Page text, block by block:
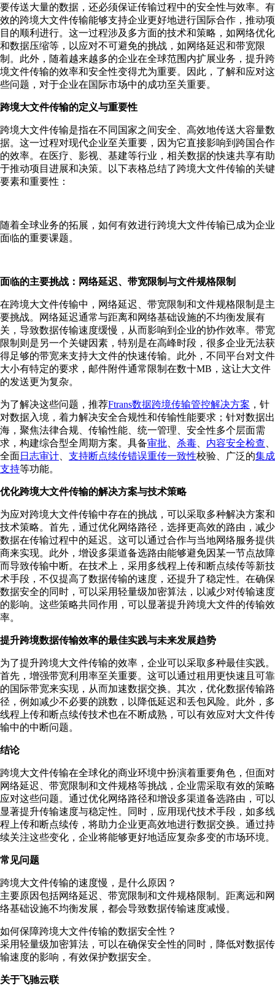
要传送大量的数据，还必须保证传输过程中的安全性与效率。有
效的跨境大文件传输能够支持企业更好地进行国际合作，推动项
目的顺利进行。这一过程涉及多方面的技术和策略，如网络优化
和数据压缩等，以应对不可避免的挑战，如网络延迟和带宽限
制。此外，随着越来越多的企业在全球范围内扩展业务，提升跨
境文件传输的效率和安全性变得尤为重要。因此，了解和应对这
些问题，对于企业在国际市场中的成功至关重要。
跨境大文件传输的定义与重要性
跨境大文件传输是指在不同国家之间安全、高效地传送大容量数
据。这一过程对现代企业至关重要，因为它直接影响到跨国合作
的效率。在医疗、影视、基建等行业，相关数据的快速共享有助
于推动项目进展和决策。以下表格总结了跨境大文件传输的关键
要素和重要性：
随着全球业务的拓展，如何有效进行跨境大文件传输已成为企业
面临的重要课题。
面临的主要挑战：网络延迟、带宽限制与文件规格限制
在跨境大文件传输中，网络延迟、带宽限制和文件规格限制是主
要挑战。网络延迟通常与距离和网络基础设施的不均衡发展有
关，导致数据传输速度缓慢，从而影响到企业的协作效率。带宽
限制则是另一个关键因素，特别是在高峰时段，很多企业无法获
得足够的带宽来支持大文件的快速传输。此外，不同平台对文件
大小有特定的要求，邮件附件通常限制在数十MB，这让大文件
的发送更为复杂。
为了解决这些问题，推荐Ftrans数据跨境传输管控解决方案 ，针
对数据⼊境，着⼒解决安全合规性和传输性能要求；针对数据出
海，聚焦法律合规、传输性能、统⼀管理、安全性多个层⾯需
求，构建综合型全周期⽅案。具备审批 杀毒 内容安全检查
全面日志审计 支持断点续传错误重传一致性校验、⼴泛的集成
⽀持等功能。
优化跨境大文件传输的解决方案与技术策略
为应对跨境大文件传输中存在的挑战，可以采取多种解决方案和
技术策略。首先，通过优化网络路径，选择更高效的路由，减少
数据在传输过程中的延迟。这可以通过合作与当地网络服务提供
商来实现。此外，增设多渠道备选路由能够避免因某一节点故障
而导致传输中断。在技术上，采用多线程上传和断点续传等新技
术手段，不仅提高了数据传输的速度，还提升了稳定性。在确保
数据安全的同时，可以采用轻量级加密算法，以减少对传输速度
的影响。这些策略共同作用，可以显著提升跨境大文件的传输效
率。
提升跨境数据传输效率的最佳实践与未来发展趋势
为了提升跨境大文件传输的效率，企业可以采取多种最佳实践。
首先，增强带宽利用率至关重要。这可以通过租用更快速且可靠
的国际带宽来实现，从而加速数据交换。其次，优化数据传输路
径，例如减少不必要的跳数，以降低延迟和丢包风险。此外，多
线程上传和断点续传技术也在不断成熟，可以有效应对大文件传
输中的中断问题。
结论
跨境大文件传输在全球化的商业环境中扮演着重要角色，但面对
网络延迟、带宽限制和文件规格等挑战，企业需采取有效的策略
应对这些问题。通过优化网络路径和增设多渠道备选路由，可以
显著提升传输速度与稳定性。同时，应用现代技术手段，如多线
程上传和断点续传，将助力企业更高效地进行数据交换。通过持
续关注这些变化，企业将能够更好地适应复杂多变的市场环境。
常见问题
跨境大文件传输的速度慢，是什么原因？
主要原因包括网络延迟、带宽限制和文件规格限制。距离远和网
络基础设施不均衡发展，都会导致数据传输速度减慢。
如何保障跨境大文件传输的数据安全性？
采用轻量级加密算法，可以在确保安全性的同时，降低对数据传
输速度的影响，有效保护数据安全。
关于飞驰云联